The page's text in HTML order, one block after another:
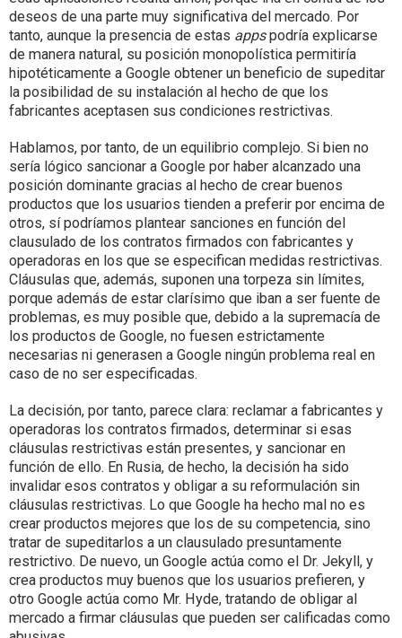
deseos de una parte muy significativa del mercado. Por
tanto, aunque la presencia de estas appspodría explicarse
de manera natural, su posición monopolística permitiría
hipotéticamente a Google obtener un beneficio de supeditar
la posibilidad de su instalación al hecho de que los
fabricantes aceptasen sus condiciones restrictivas.
Hablamos, por tanto, de un equilibrio complejo. Si bien no
sería lógico sancionar a Google por haber alcanzado una
posición dominante gracias al hecho de crear buenos
productos que los usuarios tienden a preferir por encima de
otros, sí podríamos plantear sanciones en función del
clausulado de los contratos firmados con fabricantes y
operadoras en los que se especifican medidas restrictivas.
Cláusulas que, además, suponen una torpeza sin límites,
porque además de estar clarísimo que iban a ser fuente de
problemas, es muy posible que, debido a la supremacía de
los productos de Google, no fuesen estrictamente
necesarias ni generasen a Google ningún problema real en
caso de no ser especificadas.
La decisión, por tanto, parece clara: reclamar a fabricantes y
operadoras los contratos firmados, determinar si esas
cláusulas restrictivas están presentes, y sancionar en
función de ello. En Rusia, de hecho, la decisión ha sido
invalidar esos contratos y obligar a su reformulación sin
cláusulas restrictivas. Lo que Google ha hecho mal no es
crear productos mejores que los de su competencia, sino
tratar de supeditarlos a un clausulado presuntamente
restrictivo. De nuevo, un Google actúa como el Dr. Jekyll, y
crea productos muy buenos que los usuarios prefieren, y
otro Google actúa como Mr. Hyde, tratando de obligar al
mercado a firmar cláusulas que pueden ser calificadas como